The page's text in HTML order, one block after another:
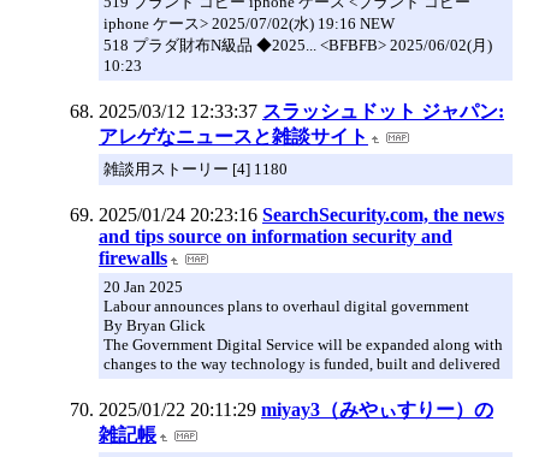
iphone ケース> 2025/07/02(水) 19:16 NEW
518 プラダ財布N級品 ◆2025... <BFBFB> 2025/06/02(月)
10:23
2025/03/12 12:33:37 スラッシュドット ジャパン:
アレゲなニュースと雑談サイト
雑談用ストーリー [4] 1180
2025/01/24 20:23:16 SearchSecurity.com, the news
and tips source on information security and
firewalls
20 Jan 2025
Labour announces plans to overhaul digital government
By Bryan Glick
The Government Digital Service will be expanded along with
changes to the way technology is funded, built and delivered
2025/01/22 20:11:29 miyay3（みやぃすりー）の
雑記帳